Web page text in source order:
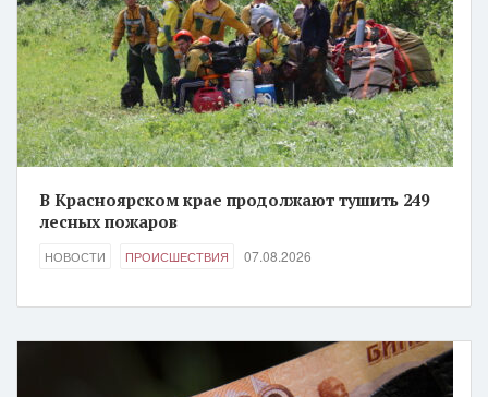
В Красноярском крае продолжают тушить 249
лесных пожаров
НОВОСТИ ПРОИСШЕСТВИЯ 07.08.2026